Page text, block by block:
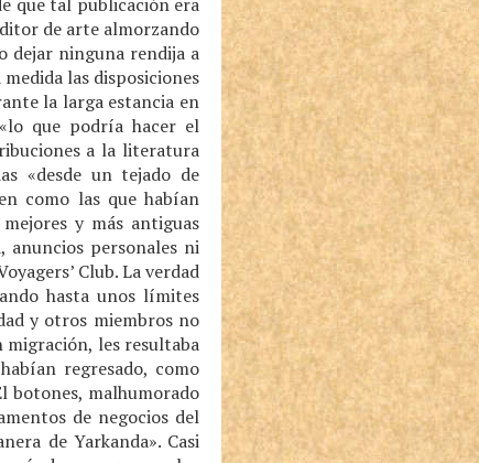
de arte almorzando
dejar ninguna rendija a
las disposiciones
la larga estancia en
que podría hacer el
a la literatura
«desde un tejado de
como las que habían
y más antiguas
anuncios personales ni
Club. La verdad
hasta unos límites
y otros miembros no
les resultaba
regresado, como
botones, malhumorado
de negocios del
de Yarkanda». Casi